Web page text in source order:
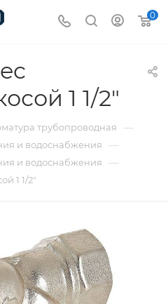
0
1 1/2"
трубопроводная —
и водоснабжения —
и водоснабжения —
1 1/2"